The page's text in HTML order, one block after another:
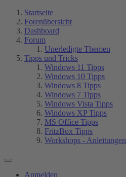
Startseite
Forenübersicht
Dashboard
Forum
Unerledigte Themen
Tipps und Tricks
Windows 11 Tipps
Windows 10 Tipps
Windows 8 Tipps
Windows 7 Tipps
Windows Vista Tipps
Windows XP Tipps
MS Office Tipps
FritzBox Tipps
Workshops - Anleitungen
Anmelden